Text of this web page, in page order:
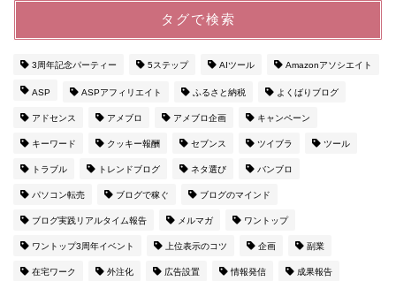
タグで検索
3周年記念パーティー 5ステップ AIツール Amazonアソシエイト
ASP ASPアフィリエイト ふるさと納税 よくばりブログ
アドセンス アメブロ アメブロ企画 キャンペーン
キーワード クッキー報酬 セブンス ツイブラ ツール
トラブル トレンドブログ ネタ選び バンブロ
パソコン転売 ブログで稼ぐ ブログのマインド
ブログ実践リアルタイム報告 メルマガ ワントップ
ワントップ3周年イベント 上位表示のコツ 企画 副業
在宅ワーク 外注化 広告設置 情報発信 成果報告